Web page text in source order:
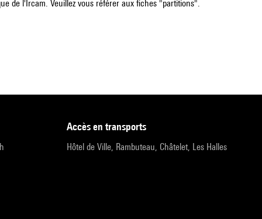
de l'Ircam. Veuillez vous référer aux fiches "partitions".
accès en transports
Hôtel de Ville, Rambuteau, Châtelet, Les Halles